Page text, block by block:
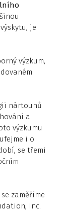
je
výzkum,
nártounů
a
výzkumu
i o
se třemi
zaměříme
Inc.